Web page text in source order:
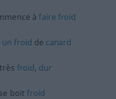
àfaire froid
un froid de canard
froid, dur
boitfroid